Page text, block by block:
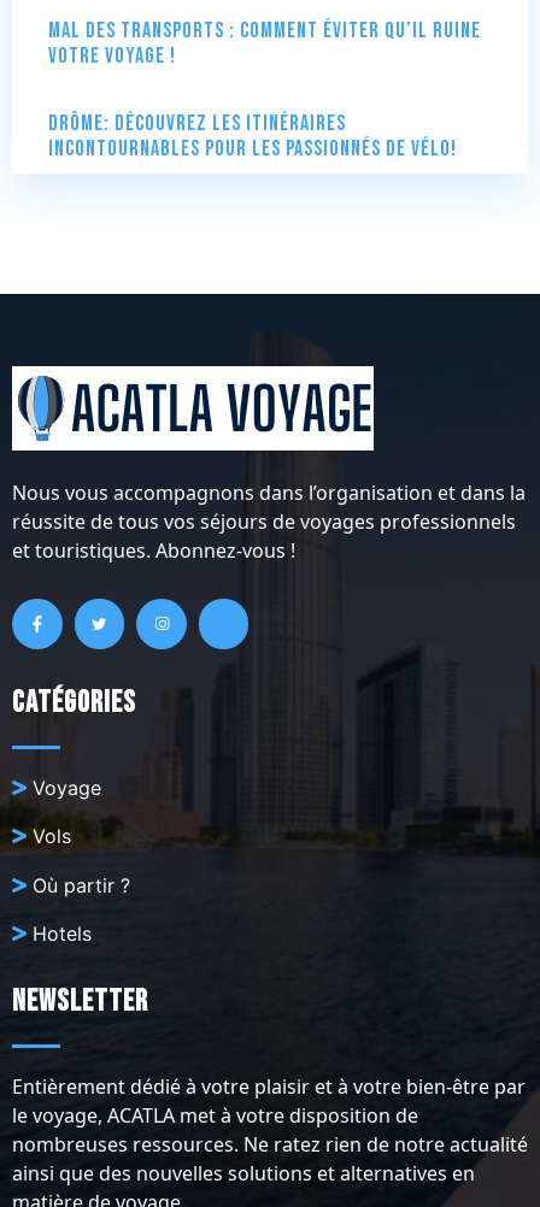
Mal des transports : comment éviter qu’il ruine
votre voyage !
Drôme: Découvrez les itinéraires
incontournables pour les passionnés de vélo!
Nous vous accompagnons dans l’organisation et dans la
réussite de tous vos séjours de voyages professionnels
et touristiques. Abonnez-vous !
Catégories
Voyage
Vols
Où partir ?
Hotels
Newsletter
Entièrement dédié à votre plaisir et à votre bien-être par
le voyage, ACATLA met à votre disposition de
nombreuses ressources. Ne ratez rien de notre actualité
ainsi que des nouvelles solutions et alternatives en